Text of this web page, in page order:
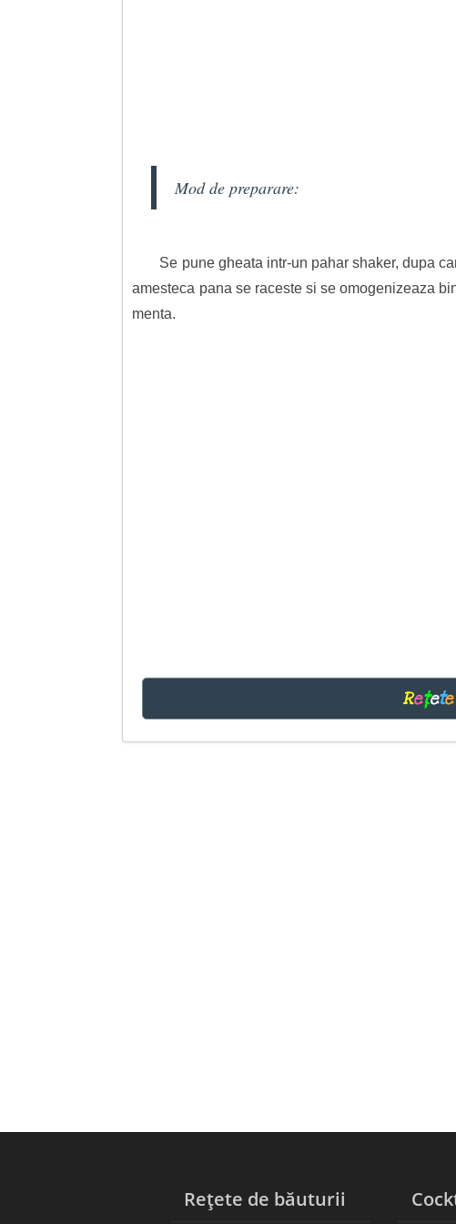
Mod de preparare:
Se pune gheata intr-un pahar shaker, dupa
amesteca pana se raceste si se omogenizeaza
menta.
Rețete
Rețete de băuturii